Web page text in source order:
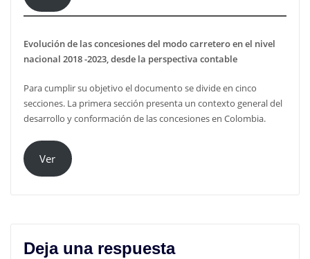
Evolución de las concesiones del modo carretero en el nivel
nacional 2018 -2023, desde la perspectiva contable
Para cumplir su objetivo el documento se divide en cinco
secciones. La primera sección presenta un contexto general del
desarrollo y conformación de las concesiones en Colombia.
Ver
Deja una respuesta